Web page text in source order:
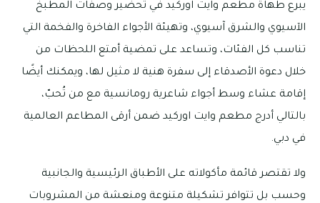
يبرع طهاة مطعم وايت اوركيد في تحضير وصفات المطبخ
الآسيوي والشرق آسيوي، وتهيئة الأجواء الفاخرة والفخمة التي
تناسب كل الفئات، وتساعد على تمضية أمتع اللحظات من
خلال دعوة الأصدقاء إلى سفرة هنية لا مثيل لها، ويمكنك أيضًا
إقامة عشاء وسط أجواء شاعرية رومانسية مع من تُحبّ،
بالتالي أدرج مطعم وايت اوركيد ضمن أرقى المطاعم العالمية
في دبي.
ولا تقتصر قائمة مأكولاته على الأطباق الرئيسية والجانبية
وحسب بل تتوافر تشكيلة متنوعة ومنعشة من المشروبات